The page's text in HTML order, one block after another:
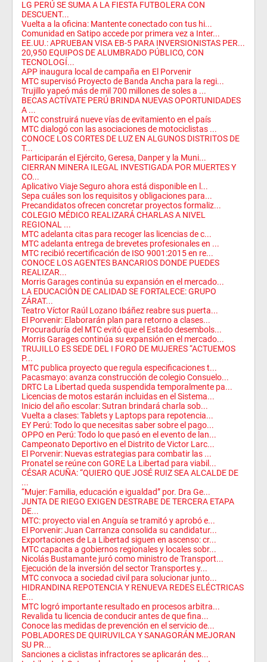
LG PERÚ SE SUMA A LA FIESTA FUTBOLERA CON
DESCUENT...
Vuelta a la oficina: Mantente conectado con tus hi...
Comunidad en Satipo accede por primera vez a Inter...
EE.UU.: APRUEBAN VISA EB-5 PARA INVERSIONISTAS PER...
20,950 EQUIPOS DE ALUMBRADO PÚBLICO, CON
TECNOLOGÍ...
APP inaugura local de campaña en El Porvenir
MTC supervisó Proyecto de Banda Ancha para la regi...
Trujillo yapeó más de mil 700 millones de soles a ...
BECAS ACTÍVATE PERÚ BRINDA NUEVAS OPORTUNIDADES
A ...
MTC construirá nueve vías de evitamiento en el país
MTC dialogó con las asociaciones de motociclistas ...
CONOCE LOS CORTES DE LUZ EN ALGUNOS DISTRITOS DE
T...
Participarán el Ejército, Geresa, Danper y la Muni...
CIERRAN MINERA ILEGAL INVESTIGADA POR MUERTES Y
CO...
Aplicativo Viaje Seguro ahora está disponible en l...
Sepa cuáles son los requisitos y obligaciones para...
Precandidatos ofrecen concretar proyectos formaliz...
COLEGIO MÉDICO REALIZARÁ CHARLAS A NIVEL
REGIONAL ...
MTC adelanta citas para recoger las licencias de c...
MTC adelanta entrega de brevetes profesionales en ...
MTC recibió recertificación de ISO 9001:2015 en re...
CONOCE LOS AGENTES BANCARIOS DONDE PUEDES
REALIZAR...
Morris Garages continúa su expansión en el mercado...
LA EDUCACIÓN DE CALIDAD SE FORTALECE: GRUPO
ZÁRAT...
Teatro Víctor Raúl Lozano Ibáñez reabre sus puerta...
El Porvenir: Elaborarán plan para retorno a clases...
Procuraduría del MTC evitó que el Estado desembols...
Morris Garages continúa su expansión en el mercado...
TRUJILLO ES SEDE DEL I FORO DE MUJERES “ACTUEMOS
P...
MTC publica proyecto que regula especificaciones t...
Pacasmayo: avanza construcción de colegio Consuelo...
DRTC La Libertad queda suspendida temporalmente pa...
Licencias de motos estarán incluidas en el Sistema...
Inicio del año escolar: Sutran brindará charla sob...
Vuelta a clases: Tablets y Laptops para repotencia...
EY Perú: Todo lo que necesitas saber sobre el pago...
OPPO en Perú: Todo lo que pasó en el evento de lan...
Campeonato Deportivo en el Distrito de Victor Larc...
El Porvenir: Nuevas estrategias para combatir las ...
Pronatel se reúne con GORE La Libertad para viabil...
CÉSAR ACUÑA: “QUIERO QUE JOSÉ RUIZ SEA ALCALDE DE
...
“Mujer: Familia, educación e igualdad” por. Dra Ge...
JUNTA DE RIEGO EXIGEN DESTRABE DE TERCERA ETAPA
DE...
MTC: proyecto vial en Anguía se tramitó y aprobó e...
El Porvenir: Juan Carranza consolida su candidatur...
Exportaciones de La Libertad siguen en ascenso: cr...
MTC capacita a gobiernos regionales y locales sobr...
Nicolás Bustamante juró como ministro de Transport...
Ejecución de la inversión del sector Transportes y...
MTC convoca a sociedad civil para solucionar junto...
HIDRANDINA REPOTENCIA Y RENUEVA REDES ELÉCTRICAS
E...
MTC logró importante resultado en procesos arbitra...
Revalida tu licencia de conducir antes de que fina...
Conoce las medidas de prevención en el servicio de...
POBLADORES DE QUIRUVILCA Y SANAGORÁN MEJORAN
SU PR...
Sanciones a ciclistas infractores se aplicarán des...